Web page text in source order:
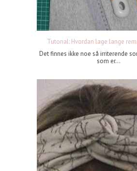
Tutorial: Hvordan lage lange
Det finnes ikke noe så irriterende
som er...